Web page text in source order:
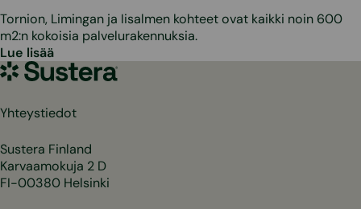
Tornion, Limingan ja Iisalmen kohteet ovat kaikki noin 600
m2:n kokoisia palvelurakennuksia.
Lue lisää
Sustera
Yhteystiedot
Sustera Finland
Karvaamokuja 2 D
FI-00380 Helsinki